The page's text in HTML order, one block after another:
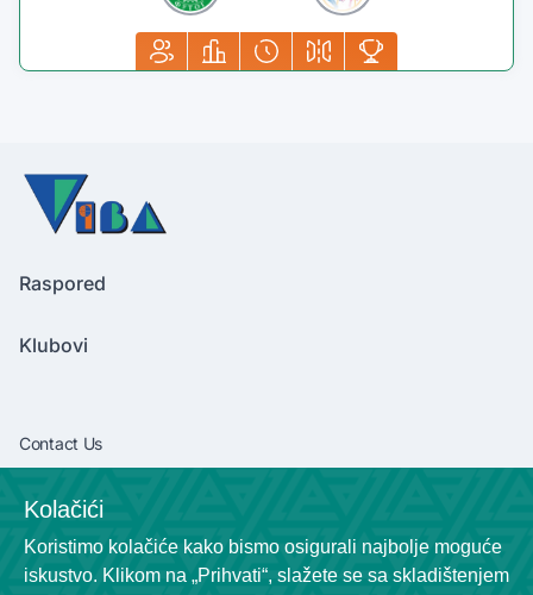
Raspored
Klubovi
Contact Us
+381638292540
Socials
Kolačići
Koristimo kolačiće kako bismo osigurali najbolje moguće
iskustvo. Klikom na „Prihvati“, slažete se sa skladištenjem